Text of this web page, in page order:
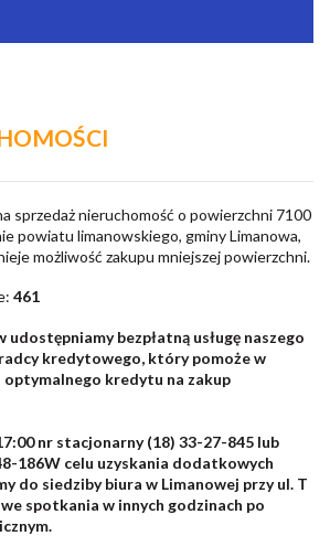
sprzedaż nieruchomość o powierzchni 7100
powiatu limanowskiego, gminy Limanowa,
możliwość zakupu mniejszej powierzchni.
461
bezpłatną usługę naszego
kredytowego, który pomoże w
optymalnego kredytu na zakup
nr stacjonarny (18) 33-27-845 lub
186W celu uzyskania dodatkowych
do siedziby biura w Limanowej przy ul. T
spotkania w innych godzinach po